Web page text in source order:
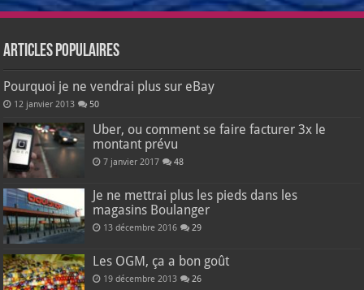
Articles populaires
Pourquoi je ne vendrai plus sur eBay
12 janvier 2013 50
Uber, ou comment se faire facturer 3x le
montant prévu
7 janvier 2017 48
Je ne mettrai plus les pieds dans les
magasins Boulanger
13 décembre 2016 29
Les OGM, ça a bon goût
19 décembre 2013 26